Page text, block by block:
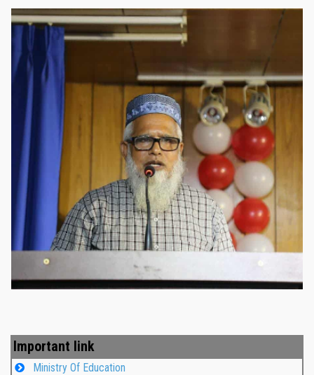
নবীনবরণ - ২০২৫
Important link
Ministry Of Education